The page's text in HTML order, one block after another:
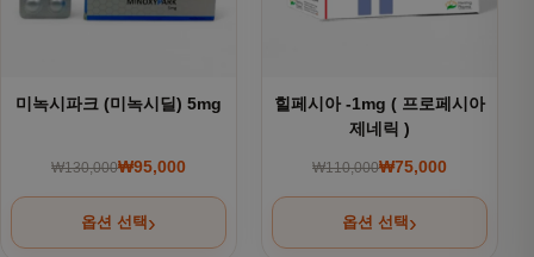
미녹시파크 (미녹시딜) 5mg
₩130,000원래 가격: ₩130,000.
₩95,000
현재 가격: ₩95,000.
옵션 선택
힐페시아 -1mg ( 프로페시아
제네릭 )
₩110,000원래 가격:
₩75,000
현재 가격: ₩75,000.
옵션 선택